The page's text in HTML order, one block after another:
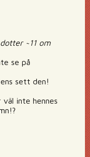
~11 om
se på
sett den!
väl inte hennes